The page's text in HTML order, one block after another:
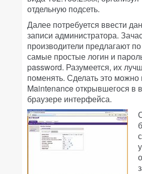
отдельную подсеть.
Далее потребуется ввести
записи администратора.
производители предлагают
самые простые логин и
password. Разумеется, их
поменять. Сделать это можно
Maintenance открывшегося в
браузере интерфейса.